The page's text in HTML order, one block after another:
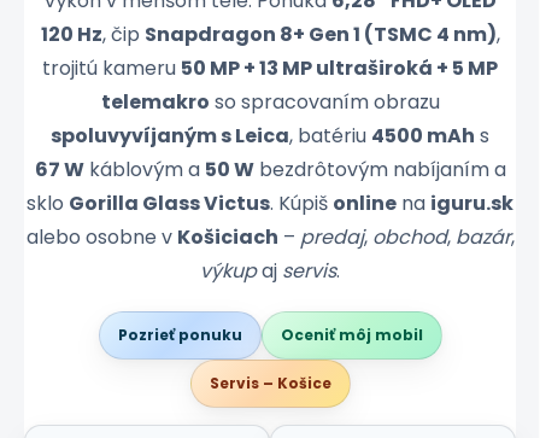
120 Hz, čip Snapdragon 8+ Gen 1 (TSMC 4 nm),
trojitú kameru 50 MP + 13 MP ultraširoká + 5 MP
telemakro so spracovaním obrazu
spoluvyvíjaným s Leica, batériu 4500 mAh s
67 Wkáblovým a 50 Wbezdrôtovým nabíjaním a
sklo Gorilla Glass Victus. Kúpiš online na iguru.sk
alebo osobne v Košiciach – predaj, obchod, bazár,
výkupaj servis.
Pozrieť ponuku Oceniť môj mobil
Servis – Košice